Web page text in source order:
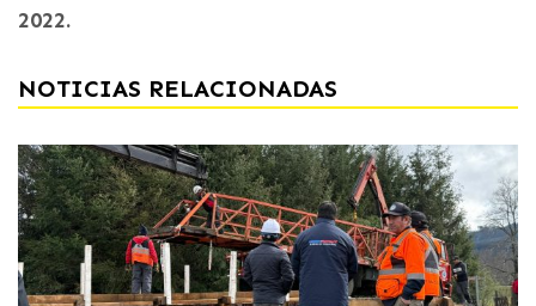
2022.
NOTICIAS RELACIONADAS